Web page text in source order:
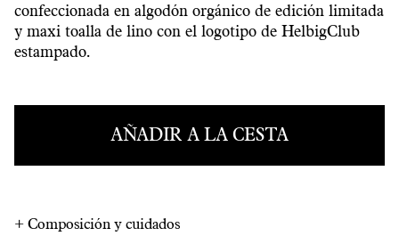
confeccionada en algodón orgánico de edición limitada
y maxi toalla de lino con el logotipo de HelbigClub
estampado.
AÑADIR A LA CESTA
+ Composición y cuidados